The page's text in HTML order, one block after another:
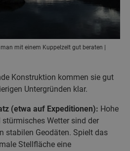
man mit einem Kuppelzelt gut beraten |
Konstruktion kommen sie gut
Untergründen klar.
(etwa auf Expeditionen): Hohe
Wetter sind der
stabilen Geodäten. Spielt das
Stellfläche eine